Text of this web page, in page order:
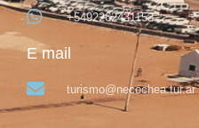
+5492262431153
E mail
turismo@necochea.tur.ar